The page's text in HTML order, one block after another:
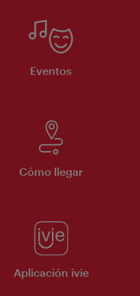
Eventos
Cómo llegar
Aplicación ivie